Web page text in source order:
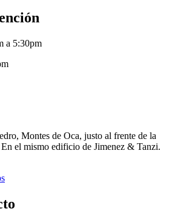
a 5:30pm
Montes de Oca, justo al frente de la
el mismo edificio de Jimenez & Tanzi.